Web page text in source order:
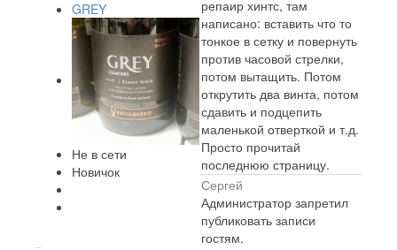
GREY
Не в сети
Новичок
репаир хинтс, там
написано: вставить что то
тонкое в сетку и повернуть
против часовой стрелки,
потом вытащить. Потом
открутить два винта, потом
сдавить и подцепить
маленькой отверткой и т.д.
Просто прочитай
последнюю страницу.
Сергей
Администратор запретил
публиковать записи
гостям.